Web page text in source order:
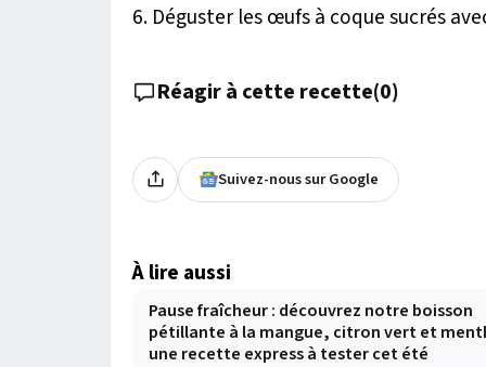
6. Déguster les œufs à coque sucrés
Réagir à cette recette(0)
Suivez-nous sur Google
À lire aussi
Pause fraîcheur : découvrez notre boisson
pétillante à la mangue, citron vert et
une recette express à tester cet été